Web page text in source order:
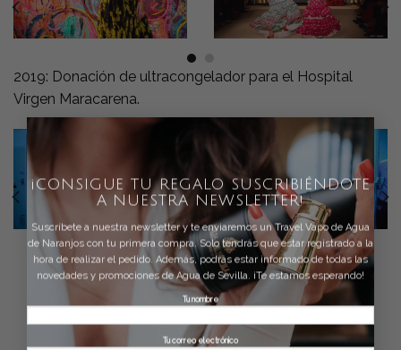
¡CONSIGUE TU REGALO SUSCRIBIÉNDOTE
A NUESTRA NEWSLETTER!
Suscríbete a nuestra newsletter y te enviaremos un Travel Vapo de Agua
de Naranjos con tu primera compra. Solo tendrás que estar registrado a la
hora de realizar el pedido. Además, podrás estar informado de todas las
novedades y promociones de Agua de Sevilla. ¡Te estamos esperando!
Tu nombre
Tu correo electrónico
×
2019: Donación de ultracongelador para el Hospital
Virgen Maracarena.